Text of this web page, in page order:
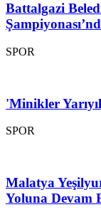
Battalgazi
SPOR
'Minikler
SPOR
Malatya
Yoluna Devam